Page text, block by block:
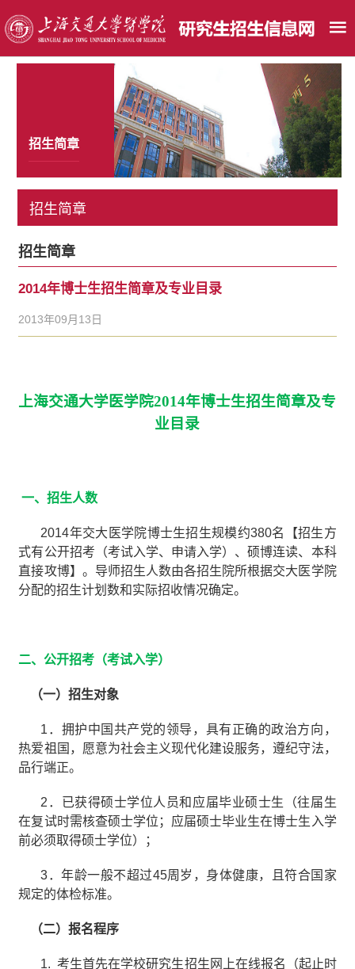
招生简章
招生简章
招生简章
2014年博士生招生简章及专业目录
2013年09月13日
上海交通大学医学院2014年博士生招生简章及专
业目录
一、招生人数
2014年交大医学院博士生招生规模约380名【招生方
式有公开招考（考试入学、申请入学）、硕博连读、本科
直接攻博】。导师招生人数由各招生院所根据交大医学院
分配的招生计划数和实际招收情况确定。
二、公开招考（考试入学）
（一）招生对象
1．拥护中国共产党的领导，具有正确的政治方向，
热爱祖国，愿意为社会主义现代化建设服务，遵纪守法，
品行端正。
2 ．已获得硕士学位人员和应届毕业硕士生（往届生
在复试时需核查硕士学位；应届硕士毕业生在博士生入学
前必须取得硕士学位）；
3．年龄一般不超过45周岁，身体健康，且符合国家
规定的体检标准。
（二）报名程序
1.考生首先在学校研究生招生网上在线报名（起止时